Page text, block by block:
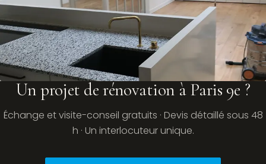
Un projet de rénovation à Paris 9e ?
Échange et visite-conseil gratuits · Devis détaillé sous 48
h · Un interlocuteur unique.